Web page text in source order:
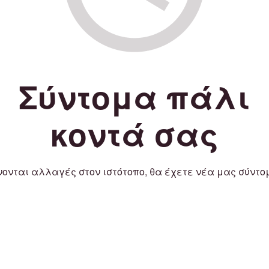
Σύντομα πάλι
κοντά σας
αλλαγές στον ιστότοπο, θα έχετε νέα μας